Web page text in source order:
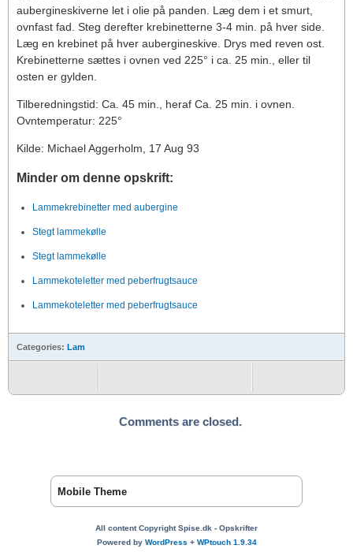
aubergineskiverne let i olie på panden. Læg dem i et smurt,
ovnfast fad. Steg derefter krebinetterne 3-4 min. på hver side.
Læg en krebinet på hver aubergineskive. Drys med reven ost.
Krebinetterne sættes i ovnen ved 225° i ca. 25 min., eller til
osten er gylden.
Tilberedningstid: Ca. 45 min., heraf Ca. 25 min. i ovnen.
Ovntemperatur: 225°
Kilde: Michael Aggerholm, 17 Aug 93
Minder om denne opskrift:
Lammekrebinetter med aubergine
Stegt lammekølle
Stegt lammekølle
Lammekoteletter med peberfrugtsauce
Lammekoteletter med peberfrugtsauce
Categories: Lam
Comments are closed.
Mobile Theme
All content Copyright Spise.dk - Opskrifter
Powered by WordPress+ WPtouch 1.9.34